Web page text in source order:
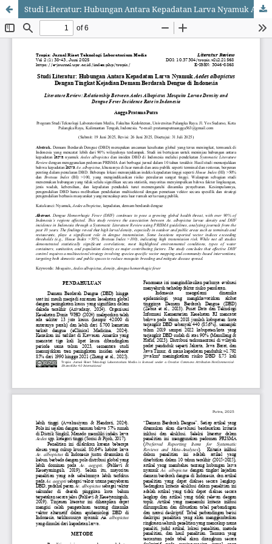
Studi Literatur: Hubungan Antara Kepadatan Larva Nyamuk Aedes albopictus Dengan Tingkat Kejadian Demam Berdarah Dengue di Indonesia